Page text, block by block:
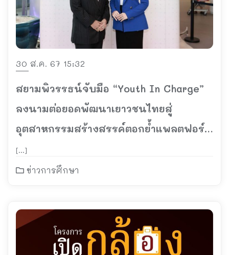
30 ส.ค. 67 15:32
สยามพิวรรธน์จับมือ “Youth In Charge”
ลงนามต่อยอดพัฒนาเยาวชนไทยสู่
อุตสาหกรรมสร้างสรรค์ตอกย้ำแพลตฟอร์ม
แห่งโอกาสสร้างการเติบโตให้กับทุกภาค
ส่วนอย่างยั่งยืน
[…]
ข่าวการศึกษา